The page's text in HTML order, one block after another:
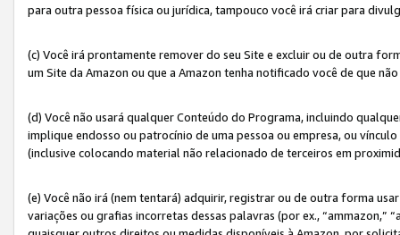
para outra pessoa física ou jurídica, tampouco você irá criar para
(c) Você irá prontamente remover do seu Site e excluir ou de outra
um Site da Amazon ou que a Amazon tenha notificado você de que
(d) Você não usará qualquer Conteúdo do Programa, incluindo
implique endosso ou patrocínio de uma pessoa ou empresa, ou
(inclusive colocando material não relacionado de terceiros em
(e) Você não irá (nem tentará) adquirir, registrar ou de outra forma
variações ou grafias incorretas dessas palavras (por ex., “ammazon,”